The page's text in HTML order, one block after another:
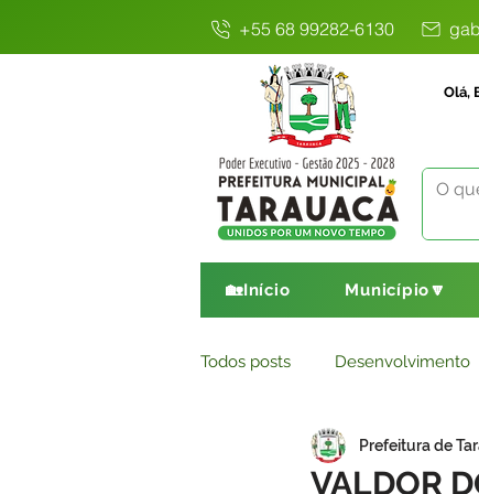
+55 68 99282-6130
Olá,
🏡Início Município🔽
Todos posts Desenvolvimento
Comunicado
VALDOR
Prefeitura de